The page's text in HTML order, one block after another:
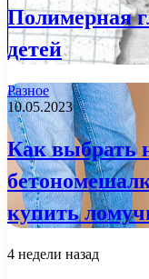
Полимерная
детей
Разное
10.05.2023
Как выбрать
купить
4 недели назад